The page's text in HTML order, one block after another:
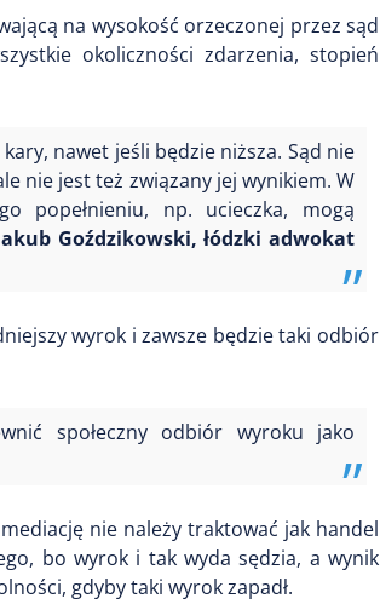
na wysokość orzeczonej przez sąd
okoliczności zdarzenia, stopień
nawet jeśli będzie niższa. Sąd nie
nie jest też związany jej wynikiem. W
popełnieniu, np. ucieczka, mogą
Goździkowski, łódzki adwokat
wyrok i zawsze będzie taki odbiór
społeczny odbiór wyroku jako
nie należy traktować jak handel
bo wyrok i tak wyda sędzia, a wynik
gdyby taki wyrok zapadł.